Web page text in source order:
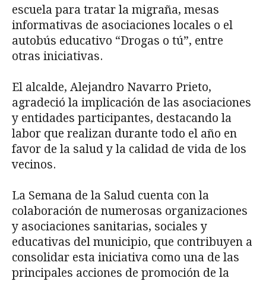
escuela para tratar la migraña, mesas
informativas de asociaciones locales o el
autobús educativo “Drogas o tú”, entre
otras iniciativas.
El alcalde, Alejandro Navarro Prieto,
agradeció la implicación de las asociaciones
y entidades participantes, destacando la
labor que realizan durante todo el año en
favor de la salud y la calidad de vida de los
vecinos.
La Semana de la Salud cuenta con la
colaboración de numerosas organizaciones
y asociaciones sanitarias, sociales y
educativas del municipio, que contribuyen a
consolidar esta iniciativa como una de las
principales acciones de promoción de la